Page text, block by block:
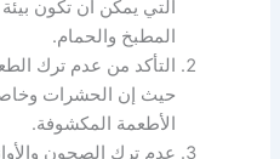
التي يمكن أن تكون
المطبخ والحمام.
التأكد من عدم ترك
حيث إن الحشرات
الأطعمة المكشوفة.
عدم ترك الصحون